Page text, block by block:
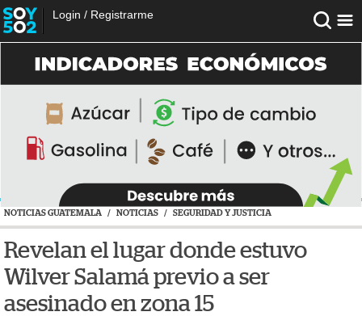
Login / Registrarme
NOTICIAS GUATEMALA / NOTICIAS / SEGURIDAD Y JUSTICIA
Revelan el lugar donde estuvo
Wilver Salamá previo a ser
asesinado en zona 15